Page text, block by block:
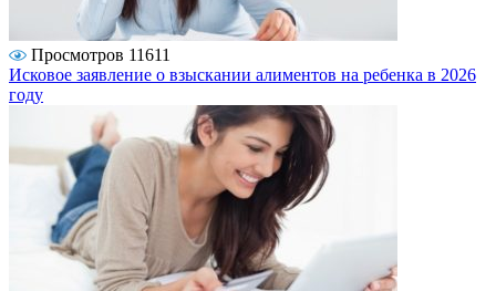
Просмотров 11611
Исковое заявление о взыскании алиментов на ребенка в 2026
году